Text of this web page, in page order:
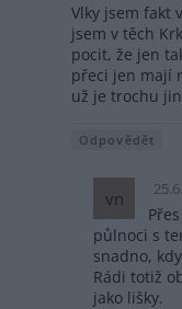
Vlky jsem fakt
jsem v těch
pocit, že jen
přeci jen mají
už je trochu
Odpovědět
vn
půlnoci s
snadno,
Rádi totiž
jako lišky.